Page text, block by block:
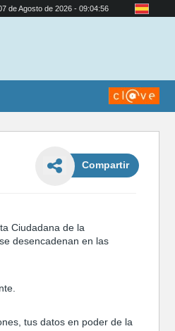
de Agosto de 2026 - 09:04:57
Ciudadana de la
desencadenan en las
tus datos en poder de la
Compartir